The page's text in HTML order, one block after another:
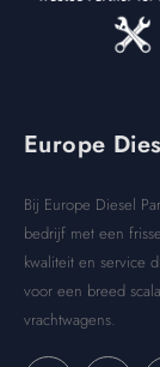
Europe
Bij Europe Diesel
bedrijf met een
kwaliteit en service
voor een breed
vrachtwagens.